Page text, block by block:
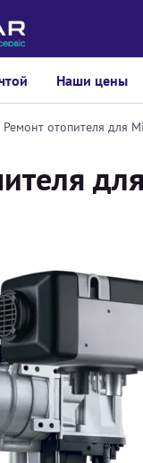
Наши цены
Ремонт отопителя для